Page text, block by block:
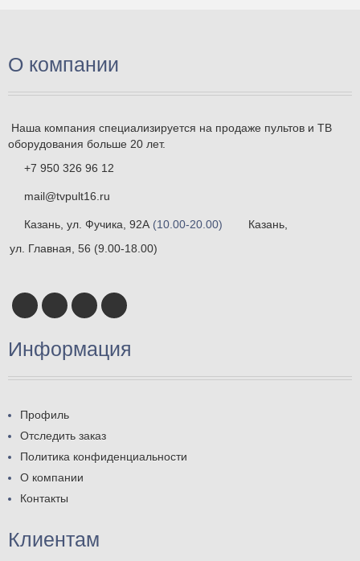
О компании
Наша компания специализируется на продаже пультов и ТВ
оборудования больше 20 лет.
+7 950 326 96 12
mail@tvpult16.ru
Казань, ул. Фучика, 92А (10.00-20.00)
Казань,
ул. Главная, 56 (9.00-18.00)
Информация
Профиль
Отследить заказ
Политика конфиденциальности
О компании
Контакты
Клиентам